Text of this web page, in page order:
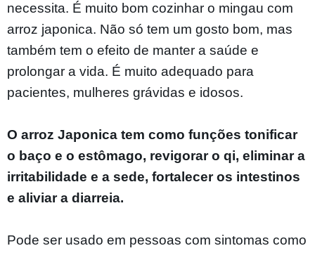
necessita. É muito bom cozinhar o mingau com
arroz japonica. Não só tem um gosto bom, mas
também tem o efeito de manter a saúde e
prolongar a vida. É muito adequado para
pacientes, mulheres grávidas e idosos.
O arroz Japonica tem como funções tonificar
o baço e o estômago, revigorar o qi, eliminar a
irritabilidade e a sede, fortalecer os intestinos
e aliviar a diarreia.
Pode ser usado em pessoas com sintomas como